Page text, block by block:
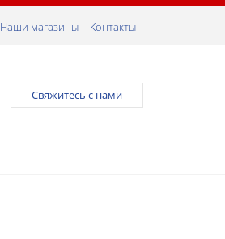
Наши магазины Контакты
Свяжитесь с нами